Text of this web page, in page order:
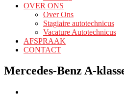
OVER ONS
Over Ons
Stagiaire autotechnicus
Vacature Autotechnicus
AFSPRAAK
CONTACT
Mercedes-Benz A-